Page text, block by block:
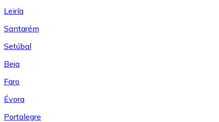
Leiría
Santarém
Setúbal
Beja
Faro
Évora
Portalegre